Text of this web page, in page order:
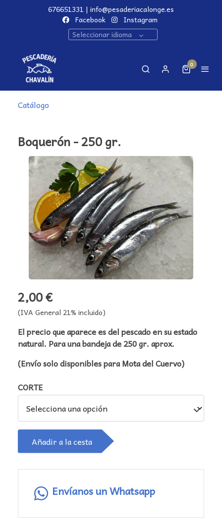
676651331 | info@pesaderiacalonge.es
Facebook
Instagram
Seleccionar idioma
0
Catálogo
Boquerón - 250 gr.
2,00 €
(IVA General 21% incluido)
El precio que aparece es del pescado en su estado
natural. Para una bandeja de 250 gr. aprox.
(Envío solo disponibles para Mota del Cuervo)
CORTE
Añadir a la cesta
Envíanos un Whatsapp